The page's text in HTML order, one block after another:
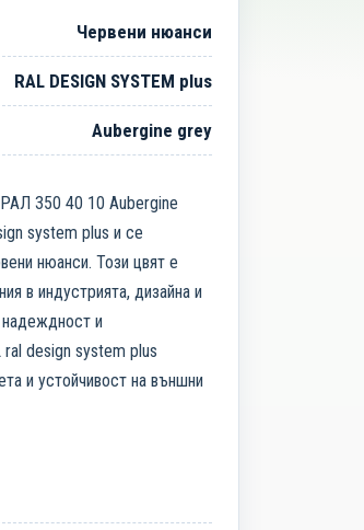
Червени нюанси
RAL DESIGN SYSTEM plus
Aubergine grey
350 40 10 Aubergine
system plus и се
нюанси. Този цвят е
в индустрията, дизайна и
надеждност и
ral design system plus
и устойчивост на външни